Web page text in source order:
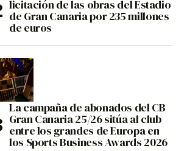
licitación de las obras del Estadio
de Gran Canaria por 235 millones
de euros
La campaña de abonados del CB
Gran Canaria 25/26 sitúa al club
entre los grandes de Europa en
los Sports Business Awards 2026